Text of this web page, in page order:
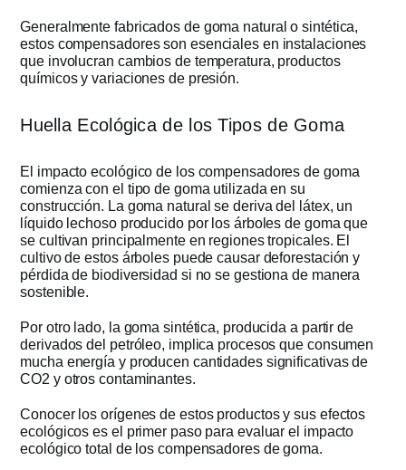
Generalmente fabricados de goma natural o sintética,
estos compensadores son esenciales en instalaciones
que involucran cambios de temperatura, productos
químicos y variaciones de presión.
Huella Ecológica de los Tipos de Goma
El impacto ecológico de los compensadores de goma
comienza con el tipo de goma utilizada en su
construcción. La goma natural se deriva del látex, un
líquido lechoso producido por los árboles de goma que
se cultivan principalmente en regiones tropicales. El
cultivo de estos árboles puede causar deforestación y
pérdida de biodiversidad si no se gestiona de manera
sostenible.
Por otro lado, la goma sintética, producida a partir de
derivados del petróleo, implica procesos que consumen
mucha energía y producen cantidades significativas de
CO2 y otros contaminantes.
Conocer los orígenes de estos productos y sus efectos
ecológicos es el primer paso para evaluar el impacto
ecológico total de los compensadores de goma.